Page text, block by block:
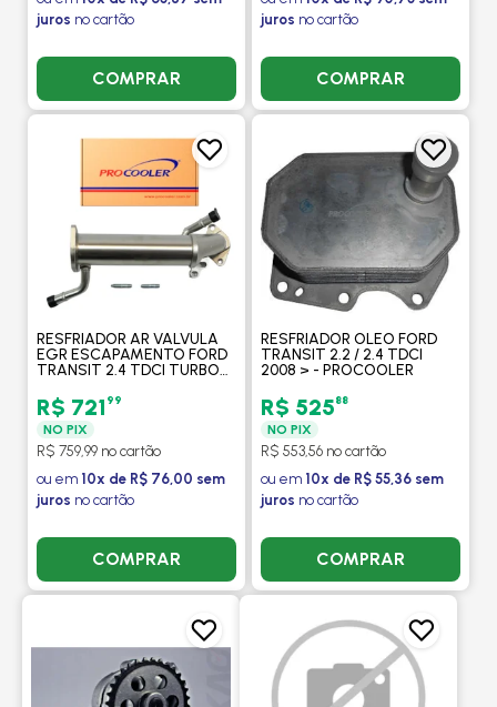
juros no cartão
COMPRAR
juros no cartão
COMPRAR
RESFRIADOR AR VALVULA
EGR ESCAPAMENTO FORD
TRANSIT 2.4 TDCI TURBO
PROCOOLER
R$ 721 99
NO PIX
R$ 759,99 no cartão
ou em 10x de R$ 76,00 sem
juros no cartão
COMPRAR
RESFRIADOR OLEO FORD
TRANSIT 2.2 / 2.4 TDCI
2008 > - PROCOOLER
R$ 52588
NO PIX
R$ 553,56 no cartão
ou em 10x de R$ 55,36 sem
juros no cartão
COMPRAR